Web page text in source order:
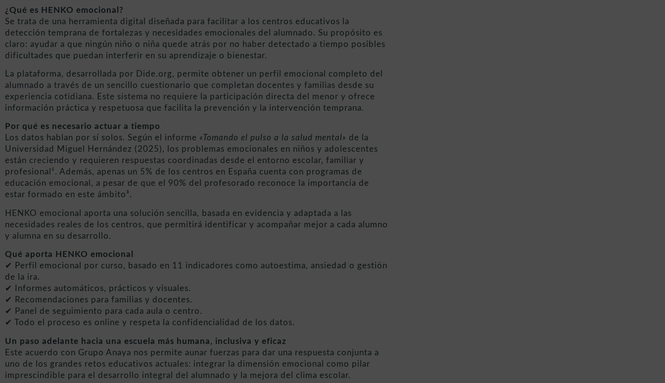
¿Qué es HENKO emocional?
Se trata de una herramienta digital diseñada para facilitar a los centros educativos la
detección temprana de fortalezas y necesidades emocionales del alumnado. Su propósito es
claro: ayudar a que ningún niño o niña quede atrás por no haber detectado a tiempo posibles
dificultades que puedan interferir en su aprendizaje o bienestar.
La plataforma, desarrollada por Dide.org, permite obtener un perfil emocional completo del
alumnado a través de un sencillo cuestionario que completan docentes y familias desde su
experiencia cotidiana. Este sistema no requiere la participación directa del menor y ofrece
información práctica y respetuosa que facilita la prevención y la intervención temprana.
Por qué es necesario actuar a tiempo
Los datos hablan por sí solos. Según el informe «Tomando el pulso a la salud mental» de la
Universidad Miguel Hernández (2025), los problemas emocionales en niños y adolescentes
están creciendo y requieren respuestas coordinadas desde el entorno escolar, familiar y
profesional¹. Además, apenas un 5% de los centros en España cuenta con programas de
educación emocional, a pesar de que el 90% del profesorado reconoce la importancia de
estar formado en este ámbito³.
HENKO emocional aporta una solución sencilla, basada en evidencia y adaptada a las
necesidades reales de los centros, que permitirá identificar y acompañar mejor a cada alumno
y alumna en su desarrollo.
Qué aporta HENKO emocional
✔ Perfil emocional por curso, basado en 11 indicadores como autoestima, ansiedad o gestión
de la ira.
✔ Informes automáticos, prácticos y visuales.
✔ Recomendaciones para familias y docentes.
✔ Panel de seguimiento para cada aula o centro.
✔ Todo el proceso es online y respeta la confidencialidad de los datos.
Un paso adelante hacia una escuela más humana, inclusiva y eficaz
Este acuerdo con Grupo Anaya nos permite aunar fuerzas para dar una respuesta conjunta a
uno de los grandes retos educativos actuales: integrar la dimensión emocional como pilar
imprescindible para el desarrollo integral del alumnado y la mejora del clima escolar.